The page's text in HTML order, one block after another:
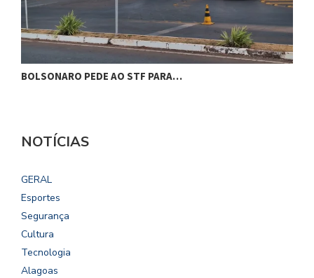
BOLSONARO PEDE AO STF PARA…
NOTÍCIAS
GERAL
Esportes
Segurança
Cultura
Tecnologia
Alagoas